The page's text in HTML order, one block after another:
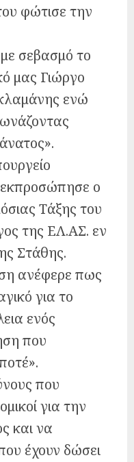
φώτισε την
σεβασμό το
μας Γιώργο
ενώ
ο
Τάξης του
της ΕΛ.ΑΣ. εν
Στάθης.
ανέφερε πως
για το
ενός
που
που
για την
και να
έχουν δώσει